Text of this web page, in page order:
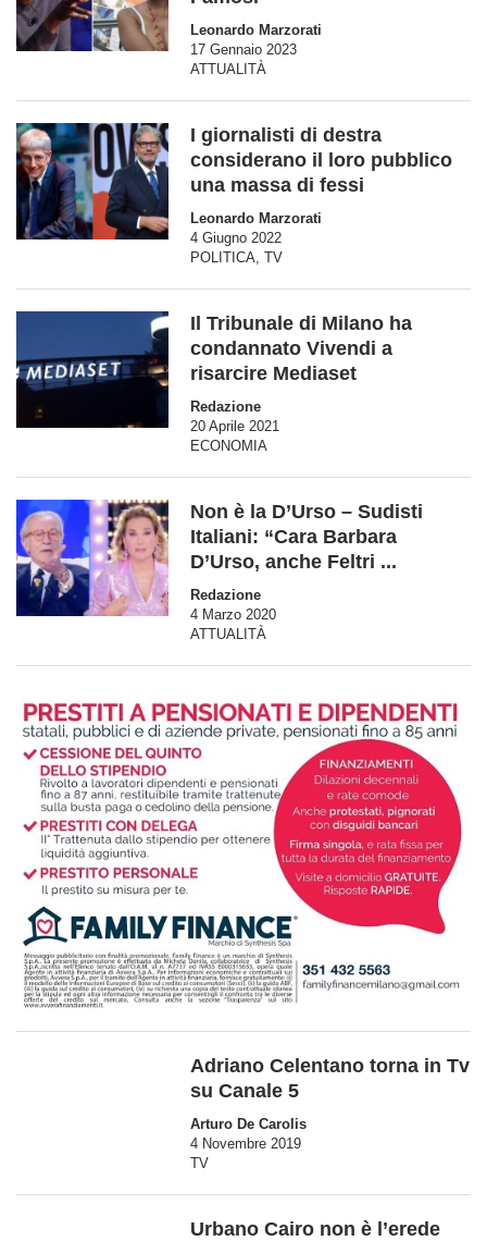
Leonardo Marzorati
17 Gennaio 2023
ATTUALITÀ
I giornalisti di destra
considerano il loro pubblico
una massa di fessi
Leonardo Marzorati
4 Giugno 2022
POLITICA, TV
Il Tribunale di Milano ha
condannato Vivendi a
risarcire Mediaset
Redazione
20 Aprile 2021
ECONOMIA
Non è la D’Urso – Sudisti
Italiani: “Cara Barbara
D’Urso, anche Feltri ...
Redazione
4 Marzo 2020
ATTUALITÀ
Adriano Celentano torna in Tv
su Canale 5
Arturo De Carolis
4 Novembre 2019
TV
Urbano Cairo non è l’erede